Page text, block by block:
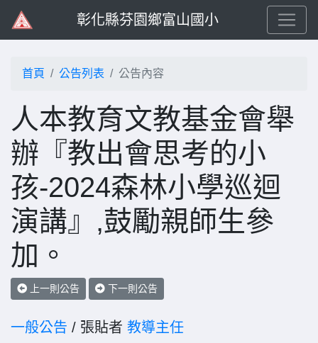
彰化縣芬園鄉富山國小
首頁 公告列表 公告內容
人本教育文教基金會舉
辦『教出會思考的小
孩-2024森林小學巡迴
演講』,鼓勵親師生參
加。
上一則公告 下一則公告
一般公告 / 張貼者 教導主任